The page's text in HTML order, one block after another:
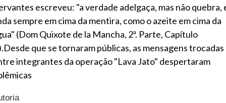
escreveu: "a verdade adelgaça, mas não quebra,
sempre em cima da mentira, como o azeite em cima da
(Dom Quixote de la Mancha, 2ª. Parte, Capítulo
que se tornaram públicas, as mensagens trocadas
integrantes da operação "Lava Jato" despertaram